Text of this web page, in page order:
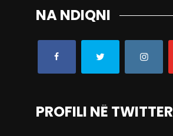
NA NDIQNI
PROFILI NË TWITTER